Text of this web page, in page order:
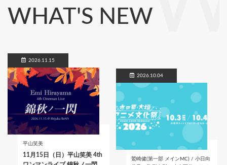
WHAT'S NEW
2026.11.15
平山笑美
11月15日（日）平山笑美 4th
2026.10.04
鷲崎健(第一部 メインMC) / 小日向